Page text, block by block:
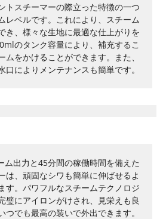
トスチーマーの際立った特徴の一つ
レベルです。これにより、スチーム
き、様々な生地に最適な仕上がりを
のタンク容量により、補充するこ
ムをかけることができます。また、
口によりメンテナンスも簡単です。
ム出力と45分間の稼働時間を備えた
は、頑固なシワも簡単に伸ばせるよ
す。パワフルなスチームテクノロジ
璧にアイロンがけされ、見栄えも良
つでも最高の装いで外出できます。